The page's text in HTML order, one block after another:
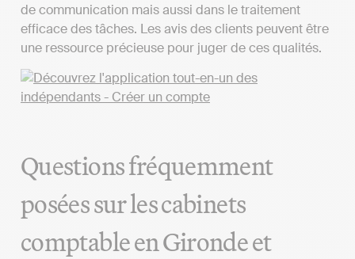
de communication mais aussi dans le traitement
efficace des tâches. Les avis des clients peuvent être
une ressource précieuse pour juger de ces qualités.
Questions fréquemment
posées sur les cabinets
comptable en Gironde et